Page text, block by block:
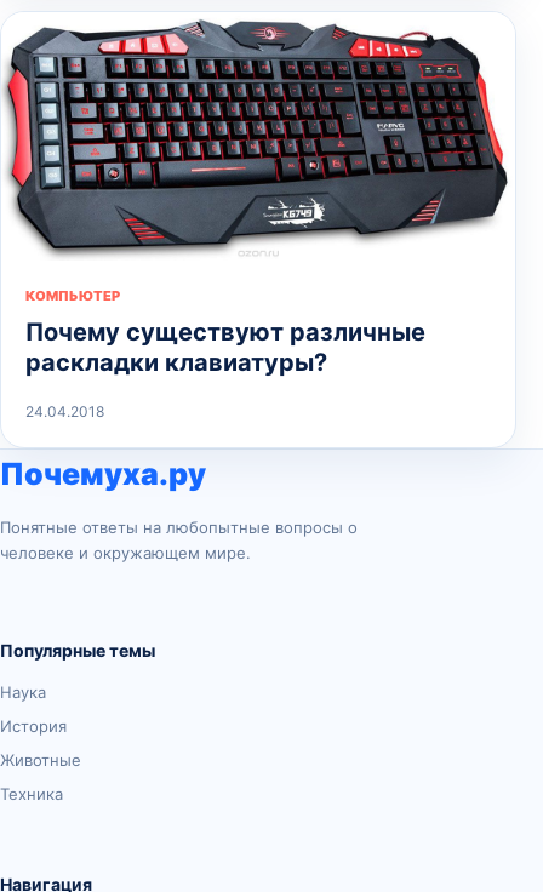
КОМПЬЮТЕР
Почему существуют различные
раскладки клавиатуры?
24.04.2018
Почемуха.ру
Понятные ответы на любопытные вопросы о
человеке и окружающем мире.
Популярные темы
Наука
История
Животные
Техника
Навигация